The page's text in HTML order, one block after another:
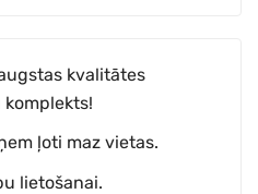
kvalitātes
komplekts!
ļoti maz vietas.
lietošanai.